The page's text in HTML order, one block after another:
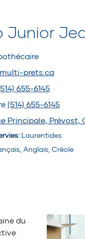
Junior
prets.ca
655-6145
(514) 655-6145
Principale, Prévost,
: Laurentides
Anglais, Créole
du